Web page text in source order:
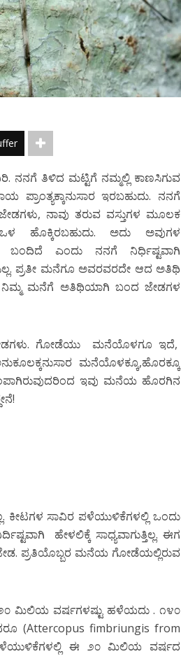
ನನಗೆ ತಿಳಿದ ಮಟ್ಟಿಗೆ ನಮ್ಮಲ್ಲಿ ಕಾಣಸಿಗುವ
ಇರಬಹುದು. ನನಗೆ
ನಾವು ತರುವ ವಸ್ತುಗಳ ಮೂಲಕ
ಅದು ಅವುಗಳ
ಬಂದಿದೆ ಎಂದು ನನಗೆ ನಿರ್ಧಿಷ್ಟವಾಗಿ
ಪ್ರತೀ ಮನೆಗೂ ಅವರವರದೇ ಆದ ಅತಿಥಿ
ನಿಮ್ಮ ಮನೆಗೆ ಅತಿಥಿಯಾಗಿ ಬಂದ ಜೇಡಗಳ
ಗೋಡೆಯು ಮನೆಯೊಳಗೂ ಇದೆ,
ಮನೆಯೊಳಕ್ಕೂ,ಹೊರಕ್ಕೂ
ಇವು ಮನೆಯ ಹೊರಗಿನ
ಸಾವಿರ ಪಳೆಯುಳಿಕೆಗಳಲ್ಲಿ ಒಂದು
ಹೇಳಲಿಕ್ಕೆ ಸಾಧ್ಯವಾಗುತ್ತಿಲ್ಲ. ಈಗ
ಪ್ರತಿಯೊಬ್ಬರ ಮನೆಯ ಗೋಡೆಯಲ್ಲಿರುವ
೨೦ ಮಿಲಿಯ ವರ್ಷಗಳಷ್ಟು ಹಳೆಯದು . ೧೪೦
(Attercopus fimbriungis from
ಪಳೆಯುಳಿಕೆಗಳಲ್ಲಿ ಈ ೨೦ ಮಿಲಿಯ ವರ್ಷದ